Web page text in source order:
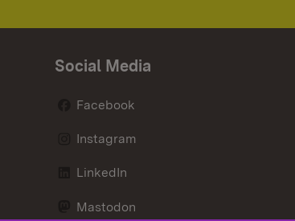
Social Media
Facebook
Instagram
LinkedIn
Mastodon